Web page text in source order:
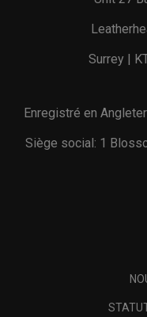
Surrey |
Enregistré en
Siège social: 1